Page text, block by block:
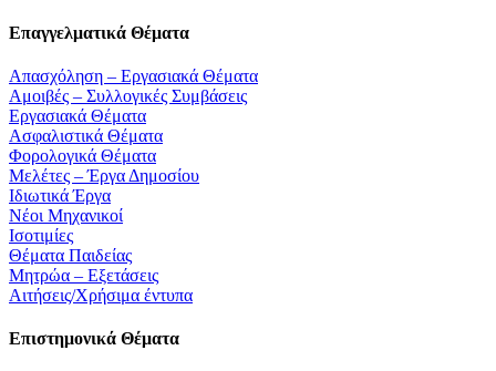
Επαγγελματικά Θέματα
Απασχόληση – Εργασιακά Θέματα
Αμοιβές – Συλλογικές Συμβάσεις
Εργασιακά Θέματα
Ασφαλιστικά Θέματα
Φορολογικά Θέματα
Μελέτες – Έργα Δημοσίου
Ιδιωτικά Έργα
Νέοι Μηχανικοί
Ισοτιμίες
Θέματα Παιδείας
Μητρώα – Εξετάσεις
Αιτήσεις/Χρήσιμα έντυπα
Επιστημονικά Θέματα